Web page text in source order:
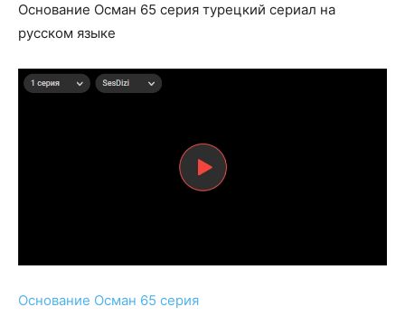
Основание Осман 65 серия турецкий сериал на
русском языке
Основание Осман 65 серия